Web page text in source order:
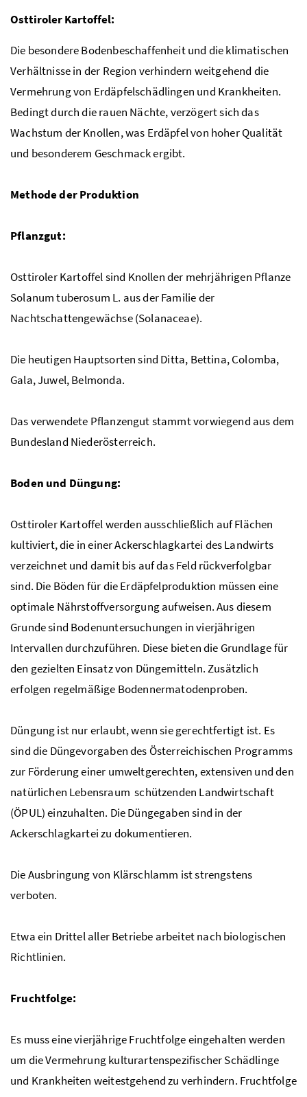
Osttiroler Kartoffel:
Die besondere Bodenbeschaffenheit und die klimatischen
Verhältnisse in der Region verhindern weitgehend die
Vermehrung von Erdäpfelschädlingen und Krankheiten.
Bedingt durch die rauen Nächte, verzögert sich das
Wachstum der Knollen, was Erdäpfel von hoher Qualität
und besonderem Geschmack ergibt.
Methode der Produktion
Pflanzgut:
Osttiroler Kartoffel sind Knollen der mehrjährigen Pflanze
Solanum tuberosum L. aus der Familie der
Nachtschattengewächse (Solanaceae).
Die heutigen Hauptsorten sind Ditta, Bettina, Colomba,
Gala, Juwel, Belmonda.
Das verwendete Pflanzengut stammt vorwiegend aus dem
Bundesland Niederösterreich.
Boden und Düngung:
Osttiroler Kartoffel werden ausschließlich auf Flächen
kultiviert, die in einer Ackerschlagkartei des Landwirts
verzeichnet und damit bis auf das Feld rückverfolgbar
sind. Die Böden für die Erdäpfelproduktion müssen eine
optimale Nährstoffversorgung aufweisen. Aus diesem
Grunde sind Bodenuntersuchungen in vierjährigen
Intervallen durchzuführen. Diese bieten die Grundlage für
den gezielten Einsatz von Düngemitteln. Zusätzlich
erfolgen regelmäßige Bodennermatodenproben.
Düngung ist nur erlaubt, wenn sie gerechtfertigt ist. Es
sind die Düngevorgaben des Österreichischen Programms
zur Förderung einer umweltgerechten, extensiven und den
natürlichen Lebensraum schützenden Landwirtschaft
(ÖPUL) einzuhalten. Die Düngegaben sind in der
Ackerschlagkartei zu dokumentieren.
Die Ausbringung von Klärschlamm ist strengstens
verboten.
Etwa ein Drittel aller Betriebe arbeitet nach biologischen
Richtlinien.
Fruchtfolge:
Es muss eine vierjährige Fruchtfolge eingehalten werden
um die Vermehrung kulturartenspezifischer Schädlinge
und Krankheiten weitestgehend zu verhindern. Fruchtfolge